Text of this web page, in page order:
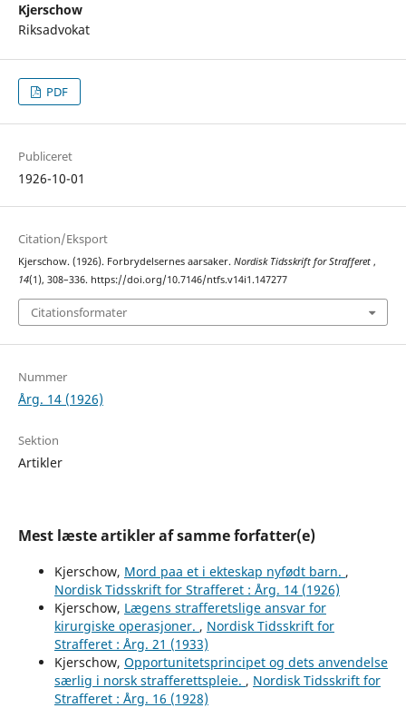
Kjerschow
Riksadvokat
PDF
Publiceret
1926-10-01
Citation/Eksport
Kjerschow. (1926). Forbrydelsernes aarsaker. Nordisk Tidsskrift for Strafferet ,
14(1), 308–336. https://doi.org/10.7146/ntfs.v14i1.147277
Citationsformater
Nummer
Årg. 14 (1926)
Sektion
Artikler
Mest læste artikler af samme forfatter(e)
Kjerschow, Mord paa et i ekteskap nyfødt barn. ,
Nordisk Tidsskrift for Strafferet : Årg. 14 (1926)
Kjerschow, Lægens strafferetslige ansvar for
kirurgiske operasjoner. , Nordisk Tidsskrift for
Strafferet : Årg. 21 (1933)
Kjerschow, Opportunitetsprincipet og dets anvendelse
særlig i norsk strafferettspleie. , Nordisk Tidsskrift for
Strafferet : Årg. 16 (1928)